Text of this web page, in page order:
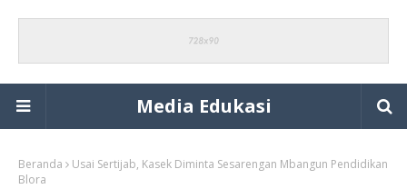
Media Edukasi
Beranda
Usai Sertijab, Kasek Diminta Sesarengan Mbangun Pendidikan
Blora